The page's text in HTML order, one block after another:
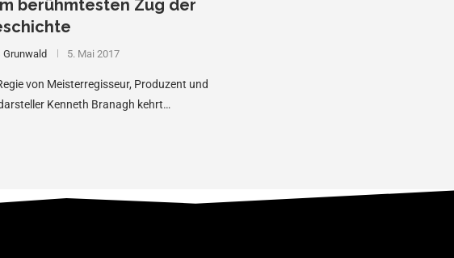
berühmtesten Zug der
Grunwald 5. Mai 2017
von Meisterregisseur, Produzent und
Kenneth Branagh kehrt…